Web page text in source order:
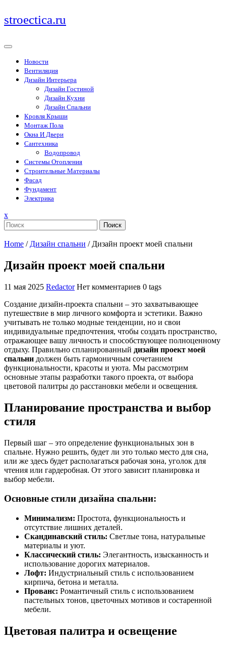
Перейти
к
stroectica.ru
Новости
Вентиляция
Дизайн Интерьера
Дизайн Гостиной
Дизайн Кухни
Дизайн Спальни
Кровля Крыши
Монтаж Пола
Окна И Двери
Сантехника
Водопровод
Системы Отопления
Строительные Материалы
Фасад
Фундамент
Электрика
xЗакрыть
меню
Поиск
Home / Дизайн спальни / Дизайн проект моей спальни
Дизайн проект моей спальни
11 мая 2025 Redactor Нет комментариев 0 tags
Создание дизайн-проекта спальни – это захватывающее
путешествие в мир личного комфорта и эстетики. Важно
учитывать не только модные тенденции, но и свои
индивидуальные предпочтения, чтобы создать пространство,
отражающее вашу личность и способствующее полноценному
отдыху. Правильно спланированный дизайн проект моей
спальни должен быть гармоничным сочетанием
функциональности, красоты и уюта. Мы рассмотрим
основные этапы разработки такого проекта, от выбора
цветовой палитры до расстановки мебели и освещения.
Планирование пространства и выбор
стиля
Первый шаг – это определение функциональных зон в
спальне. Нужно решить, будет ли это только место для сна,
или же здесь будет располагаться рабочая зона, уголок для
чтения или гардеробная. От этого зависит планировка и
выбор мебели.
Основные стили дизайна спальни:
Минимализм: Простота, функциональность и
отсутствие лишних деталей.
Скандинавский стиль: Светлые тона, натуральные
материалы и уют.
Классический стиль: Элегантность, изысканность и
использование дорогих материалов.
Лофт: Индустриальный стиль с использованием
кирпича, бетона и металла.
Прованс: Романтичный стиль с использованием
пастельных тонов, цветочных мотивов и состаренной
мебели.
Цветовая палитра и освещение